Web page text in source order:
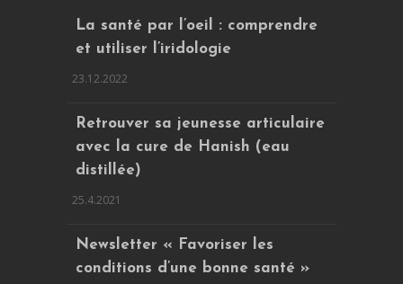
La santé par l’oeil : comprendre
et utiliser l’iridologie
23.12.2022
Retrouver sa jeunesse articulaire
avec la cure de Hanish (eau
distillée)
25.4.2021
Newsletter « Favoriser les
conditions d’une bonne santé »